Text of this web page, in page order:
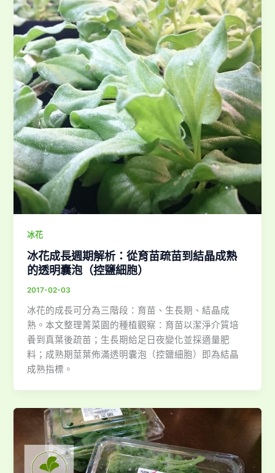
冰花
冰花成長週期解析：從育苗疏苗到結晶成熟
的透明囊泡（控鹽細胞）
2017-02-03
冰花的成長可分為三階段：育苗、生長期、結晶成
熟。本文整理菁菜園的種植觀察：育苗以潔淨介質培
養到真葉後疏苗；生長期給足日夜變化並採適量肥
料；成熟期莖葉佈滿透明囊泡（控鹽細胞）即為結晶
成熟指標。